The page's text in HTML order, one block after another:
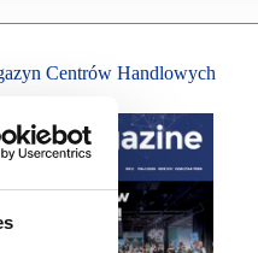
Centrów Handlowych